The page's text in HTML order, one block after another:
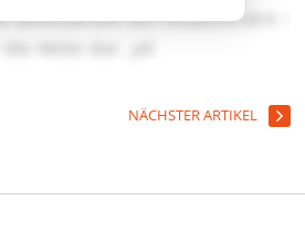
NÄCHSTER ARTIKEL